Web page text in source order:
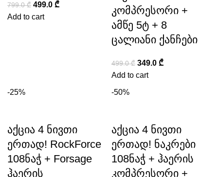
799.0₾ 499.0 ₾
Add to cart
კომპრესორი +
ამწე 5ტ + 8
ცალიანი ქანჩები
499.0₾ 349.0 ₾
Add to cart
-25%
აქცია 4 ნივთი
ერთად! RockForce
108ნაჭ + Forsage
ჰაერის
-50%
აქცია 4 ნივთი
ერთად! ნაკრები
108ნაჭ + ჰაერის
კომპრესორი +